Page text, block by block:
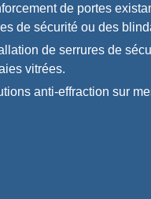
de portes
de sécurité ou des
de serrures de
vitrées.
anti-effraction sur